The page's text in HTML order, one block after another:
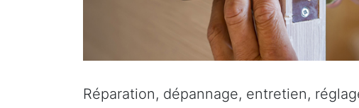
Réparation, dépannage, entretien,